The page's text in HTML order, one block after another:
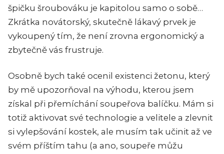
špičku šroubováku je kapitolou samo o sobě…
Zkrátka novátorský, skutečně lákavý prvek je
vykoupený tím, že není zrovna ergonomický a
zbytečně vás frustruje.
Osobně bych také ocenil existenci žetonu, který
by mě upozorňoval na výhodu, kterou jsem
získal při přemíchání soupeřova balíčku. Mám si
totiž aktivovat své technologie a velitele a zlevnit
si vylepšování kostek, ale musím tak učinit až ve
svém příštím tahu (a ano, soupeře můžu